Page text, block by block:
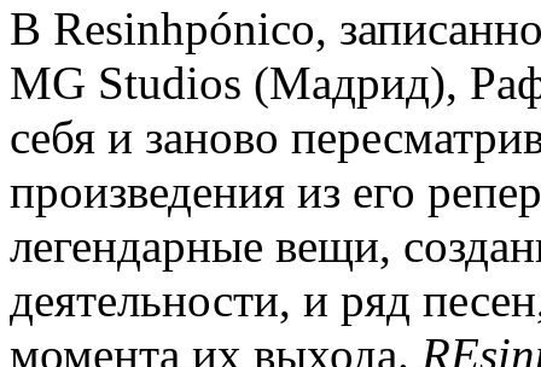
В Resinhpónico,
MG Studios (Мадрид),
себя и заново
произведения из его
легендарные вещи,
деятельности, и ряд
момента их выхода.